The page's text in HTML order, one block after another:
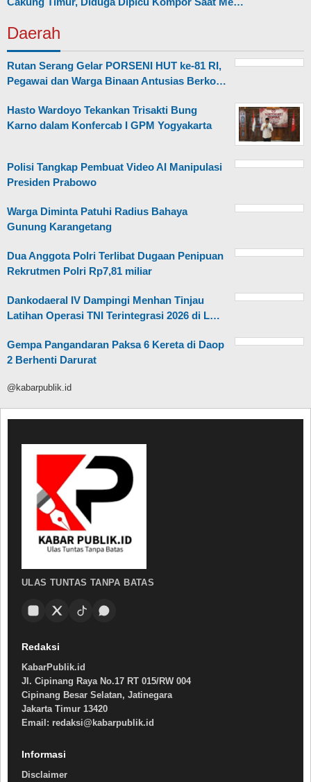
Daerah
Rutan Serang Gelar PORSENI HUT ke-81 RI,
Pegawai dan Warga Binaan Antusias Berko…
Hasto Wardoyo Tekankan Trisakti Bung
Karno dalam Konfercab I GPM Yogyakarta
Polisi Tangkap Pembuat Video AI Manipulasi
Presiden Prabowo
Warga Diminta Patuhi Radius Bahaya
Gunung Karangetang
Dua Anggota Polri Terlibat Dugaan Penipuan
Rekrutmen Polri Rp7,81 miliar
Dankodaeral IV Dampingi Menhan Tinjau
Latihan Operasi TNI Terintegrasi 2026 di L…
Gempa Pangandaran Paksa 6 Kereta di Daop
2 Berhenti Darurat
@kabarpublik.id
ULAS TUNTAS TANPA BATAS
Redaksi
KabarPublik.id
Jl. Cipinang Raya No.17 RT 015/RW 004
Cipinang Besar Selatan, Jatinegara
Jakarta Timur 13420
Email: redaksi@kabarpublik.id
Informasi
Disclaimer